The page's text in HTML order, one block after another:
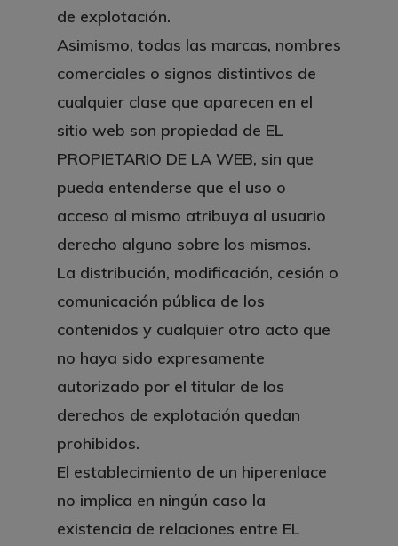
de explotación.
Asimismo, todas las marcas, nombres
comerciales o signos distintivos de
cualquier clase que aparecen en el
sitio web son propiedad de EL
PROPIETARIO DE LA WEB, sin que
pueda entenderse que el uso o
acceso al mismo atribuya al usuario
derecho alguno sobre los mismos.
La distribución, modificación, cesión o
comunicación pública de los
contenidos y cualquier otro acto que
no haya sido expresamente
autorizado por el titular de los
derechos de explotación quedan
prohibidos.
El establecimiento de un hiperenlace
no implica en ningún caso la
existencia de relaciones entre EL